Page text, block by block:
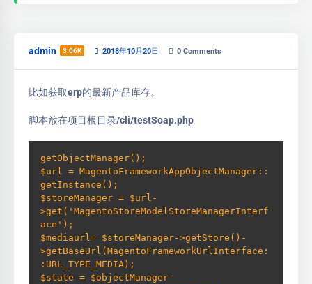
admin 3.06K 2018年10月20日 0 Comments
比如获取erp的最新产品库存。
脚本放在项目根目录/cli/testSoap.php
getObjectManager();
$url = MagentoFrameworkAppObjectManager::
getInstance();
$storeManager = $url-
>get('MagentoStoreModelStoreManagerInterf
ace');
$mediaurl= $storeManager->getStore()-
>getBaseUrl(MagentoFrameworkUrlInterface:
:URL_TYPE_MEDIA);
$state = $objectManager-